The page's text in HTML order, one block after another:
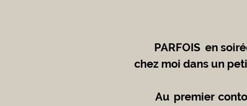
chez moi dans un
	Au premier contour, dans un champ en retrait, un grand cuisinier